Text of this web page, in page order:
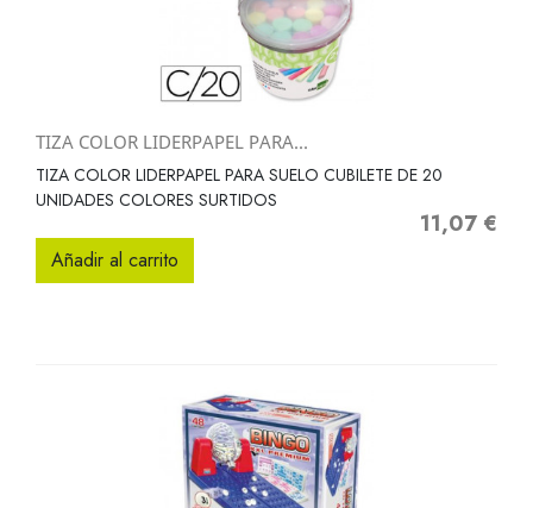
TIZA COLOR LIDERPAPEL PARA...
TIZA COLOR LIDERPAPEL PARA SUELO CUBILETE DE 20
UNIDADES COLORES SURTIDOS
Precio
11,07 €
Añadir al carrito